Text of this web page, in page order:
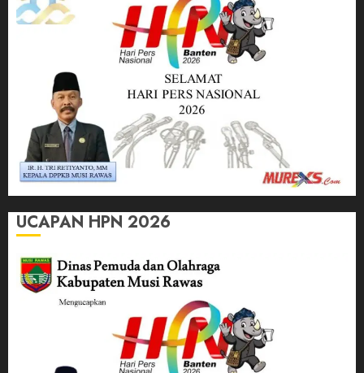
UCAPAN HPN 2026